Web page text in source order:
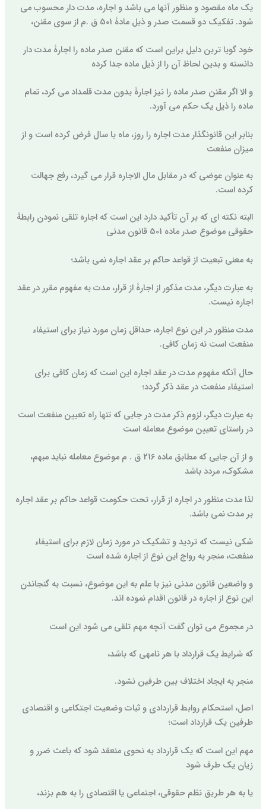
یک ماه مقصود و منظور آنها می باشد و اجاره، مدت دار محسوب می
شود. تفکیک دو قسمت صدر و ذیل مادۀ 501 ق .م از سوی مقنن،
خود گویا ترین دلیل براین است که مقنن صدر ماده را اجارۀ مدت دار
دانسته و بدین لحاظ آن را از ذیل ماده جدا کرده
و الا اگر مقنن صدر ماده را نیز اجارۀ بدون مدت قلمداد می کرد، تمام
ماده را ذیل یک حکم می آورد.
بنابر این قانونگذار مدت اجاره را روز، ماه یا سال فرض کرده است و از
میزان منفعت
به عنوان عوضی که در مقابل مال الاجاره قرار می گیرد، رفع جهالت
کرده است.
البته نکته ای که بر آن تأکید دارد این است که اجاره تلقی نمودن رابطۀ
حقوقی موضوع صدر ماده 501 قانون مدنی
به معنی تبعیت از قواعد حاکم بر عقد اجاره نمی باشد؛
به عبارت دیگر، مدت مذکور از اجارۀ از قرار، مدت به مفهوم مقرر در عقد
اجاره نیست.
مدت منظور در این نوع اجاره، حداقل زمان مورد نیاز برای استیفاء
منفعت است نه زمان کافی.
حال آنکه مفهوم مدت در عقد اجاره این است که زمان کافی برای
استیفاء منفعت در عقد ذکر گردد؛
به عبارت دیگر، لزوم ذکر مدت در جایی که تنها راه تعیین منفعت است
در راستای تعیین موضوع معامله است
و از آن جایی که مطابق ماده 216 ق . م موضوع معامله نباید مبهم،
مشکوک، مردد باشد
لذا مدت منظور در اجاره از قرار، تحت حکومت قواعد حاکم بر عقد اجاره
بر مدت نمی باشد.
شکی نیست که تردید و تشکیک در مورد زمان لازم برای استیفاء
منفعت، منجر به رواج این نوع از اجاره شده است
و واضعین قانون مدنی نیز با علم به این موضوع، نسبت به گنجاندن
این نوع از اجاره در قانون اقدام نموده اند.
در مجموع می توان گفت آنچه مهم تلقی می شود این است
که شرایط یک قرارداد با هر نامهی که باشد،
منجر به ایجاد اختلاف بین طرفین نشود.
اصل، استحکام روابط قراردادی و ثبات وضعیت اجتکاعی و اقتصادی
طرفین یک قرارداد است؛
مهم این است که یک قرارداد به نحوی منعقد شود که باعث ضرر و
زیان یک طرف شود
یا به هر طریق نظم حقوقی، اجتماعی یا اقتصادی را به هم بزند،